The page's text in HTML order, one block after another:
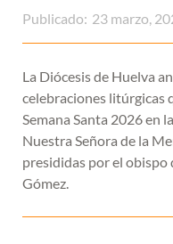
Publicado: 23 marzo,
La Diócesis de Huelva
celebraciones litúrgicas
Semana Santa 2026 en
Nuestra Señora de la
presididas por el obispo
Gómez.